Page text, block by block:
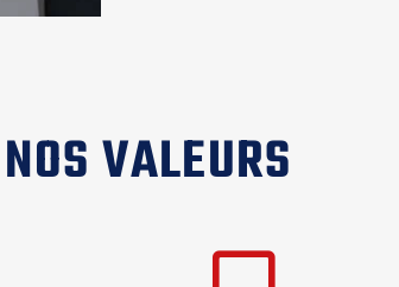
NOS VALEURS